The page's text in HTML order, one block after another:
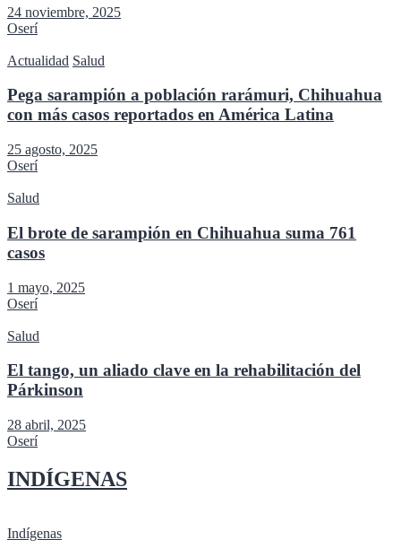
24 noviembre, 2025
Oserí
Actualidad Salud
Pega sarampión a población rarámuri, Chihuahua
con más casos reportados en América Latina
25 agosto, 2025
Oserí
Salud
El brote de sarampión en Chihuahua suma 761
casos
1 mayo, 2025
Oserí
Salud
El tango, un aliado clave en la rehabilitación del
Párkinson
28 abril, 2025
Oserí
INDÍGENAS
Indígenas